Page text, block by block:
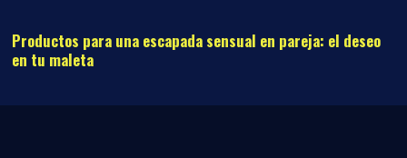
Productos para una escapada sensual en pareja: el deseo
en tu maleta